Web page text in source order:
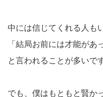
中には信じてくれる人も
「結局お前には才能があ
と言われることが多いで
でも、僕はもともと賢か